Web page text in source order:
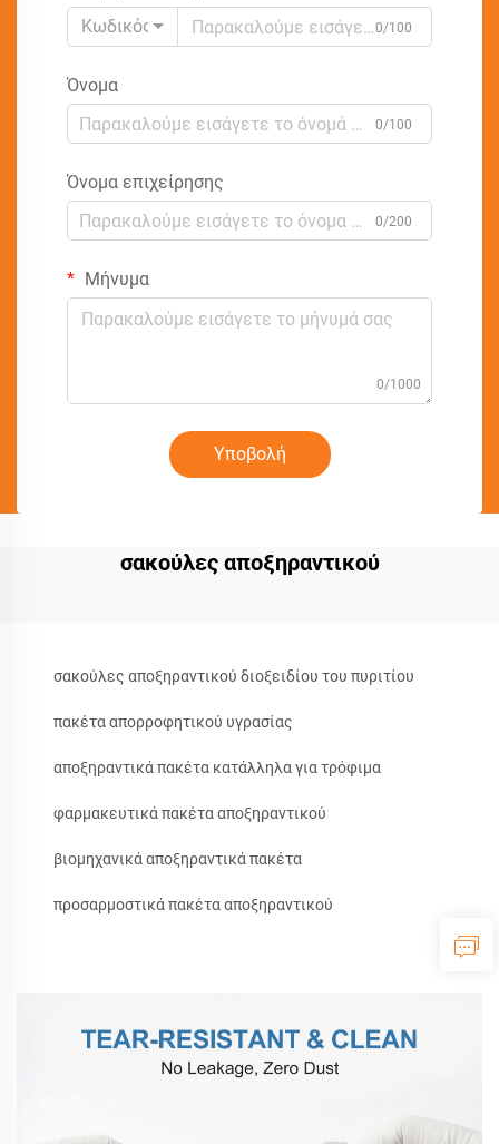
Κωδικός
0/100
Όνομα
0/100
Όνομα επιχείρησης
0/200
Μήνυμα
0/1000
Υποβολή
σακούλες αποξηραντικού
σακούλες αποξηραντικού διοξειδίου του πυριτίου
πακέτα απορροφητικού υγρασίας
αποξηραντικά πακέτα κατάλληλα για τρόφιμα
φαρμακευτικά πακέτα αποξηραντικού
βιομηχανικά αποξηραντικά πακέτα
προσαρμοστικά πακέτα αποξηραντικού